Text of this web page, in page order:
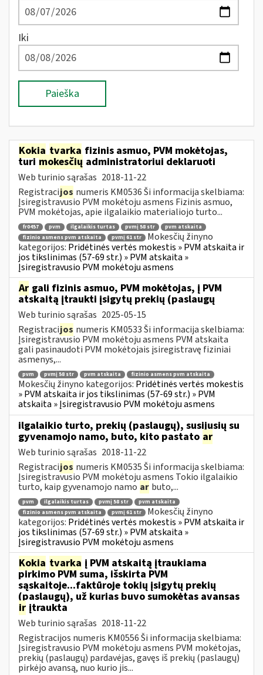
Iki
Paieška
Kokia tvarka fizinis asmuo, PVM mokėtojas,
turimokesčių administratoriui deklaruoti
Web turinio sąrašas 2018-11-22
Registracijos numeris KM0536 Ši informacija skelbiama:
Įsiregistravusio PVM mokėtoju asmens Fizinis asmuo,
PVM mokėtojas, apie ilgalaikio materialiojo turto...
fr0457 pvm ilgalaikis turtas pvmį 58 str
pvm atskaita
fizinio asmens pvm atskaita
pvmį 61 str
Mokesčių žinyno
kategorijos: Pridėtinės vertės mokestis » PVM atskaita ir
jos tikslinimas (57-69 str.) » PVM atskaita »
Įsiregistravusio PVM mokėtoju asmens
Ar gali fizinis asmuo, PVM mokėtojas, į PVM
atskaitą įtraukti įsigytų prekių (paslaugų
Web turinio sąrašas 2025-05-15
Registracijos numeris KM0533 Ši informacija skelbiama:
Įsiregistravusio PVM mokėtoju asmens PVM atskaita
gali pasinaudoti PVM mokėtojais įsiregistravę fiziniai
asmenys,...
pvm pvmį 58 str pvm atskaita fizinio asmens pvm atskaita
Mokesčių žinyno kategorijos: Pridėtinės vertės mokestis
» PVM atskaita ir jos tikslinimas (57-69 str.) » PVM
atskaita » Įsiregistravusio PVM mokėtoju asmens
ilgalaikio turto, prekių (paslaugų), susijusių su
gyvenamojo namo, buto, kito pastato ar
Web turinio sąrašas 2018-11-22
Registracijos numeris KM0535 Ši informacija skelbiama:
Įsiregistravusio PVM mokėtoju asmens Tokio ilgalaikio
turto, kaip gyvenamojo namo ar buto,...
pvm ilgalaikis turtas pvmį 58 str
pvm atskaita
fizinio asmens pvm atskaita
pvmį 61 str
Mokesčių žinyno
kategorijos: Pridėtinės vertės mokestis » PVM atskaita ir
jos tikslinimas (57-69 str.) » PVM atskaita »
Įsiregistravusio PVM mokėtoju asmens
Kokia tvarka į PVM atskaitą įtraukiama
pirkimo PVM suma, išskirta PVM
sąskaitoje...faktūroje tokių įsigytų prekių
(paslaugų), už kurias buvo sumokėtas avansas
ir įtraukta
Web turinio sąrašas 2018-11-22
Registracijos numeris KM0556 Ši informacija skelbiama:
Įsiregistravusio PVM mokėtoju asmens PVM mokėtojas,
prekių (paslaugų) pardavėjas, gavęs iš prekių (paslaugų)
pirkėjo avansą, nuo kurio jis...